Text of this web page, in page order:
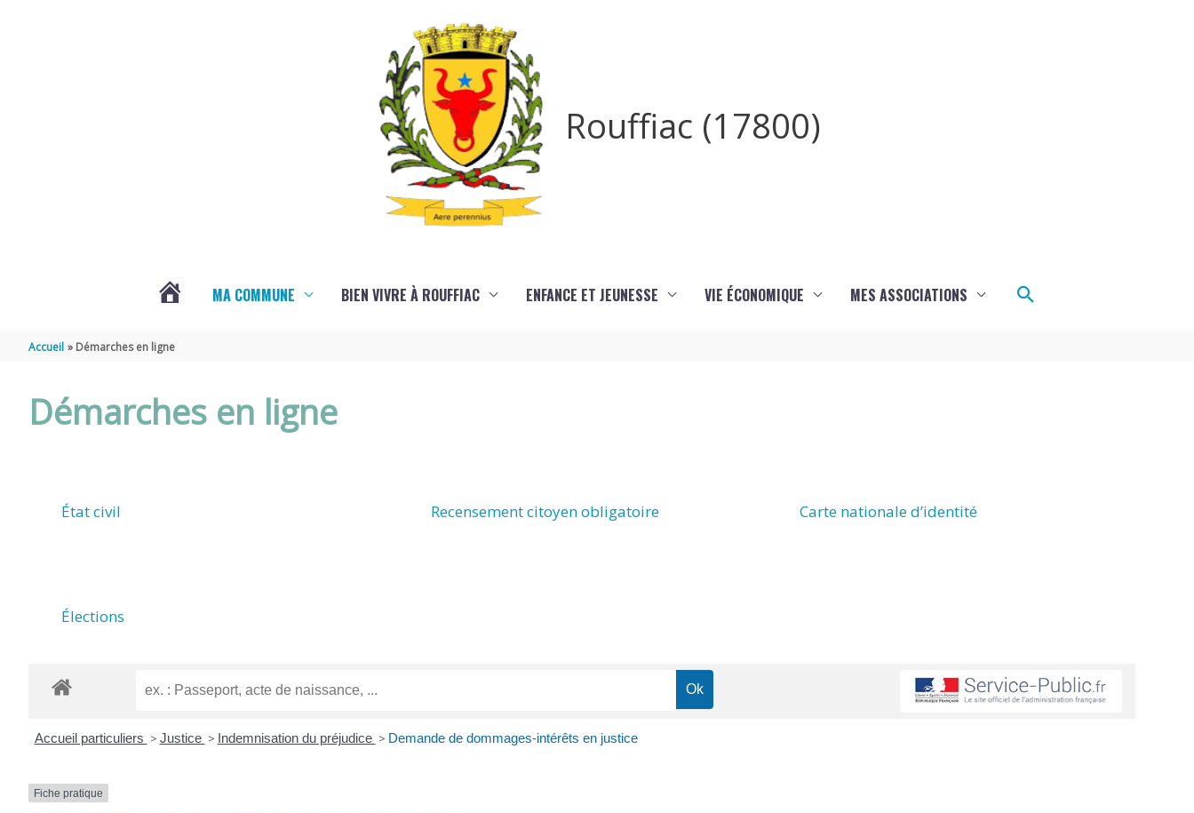
Rouffiac (17800)
MA COMMUNE BIEN VIVRE À ROUFFIAC ENFANCE ET JEUNESSE VIE ÉCONOMIQUE MES ASSOCIATIONS Rechercher
Accueil Démarches en ligne
Démarches en ligne
État civil Recensement citoyen obligatoire Carte nationale d’identité
Élections
Accueil particuliers > Justice > Indemnisation du préjudice > Demande de dommages-intérêts en justice
Fiche pratique